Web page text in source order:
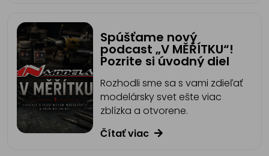
Spúšťame nový
podcast „V MĚŘÍTKU“!
Pozrite si úvodný diel
Rozhodli sme sa s vami zdieľať
modelársky svet ešte viac
zblízka a otvorene.
Čítať viac